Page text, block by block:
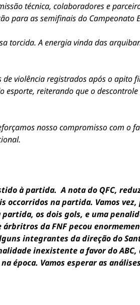
técnica, colaboradores e
para as semifinais do Campeonato
torcida. A energia vinda das
violência registrados após o apito
esporte, reiterando que o
nosso compromisso com
à partida. A nota do QFC,
occorridos na partida. Vamos
os dois gols, e uma
da FNF pecou
integrantes da direção do
inexistente a favor do
época. Vamos esperar as